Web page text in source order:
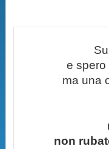
e spero
ma una
non